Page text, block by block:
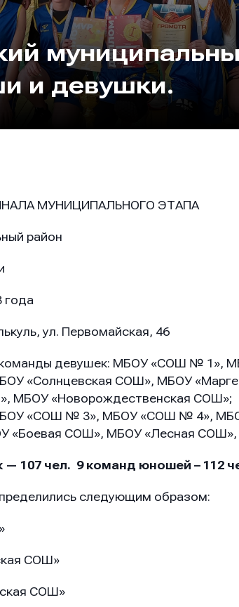
и девушки.
МУНИЦИПАЛЬНОГО ЭТАПА
район
года
ул. Первомайская, 46
команды девушек: МБОУ «СОШ №
«Солнцевская СОШ», МБОУ
МБОУ «Новорождественская
«СОШ № 3», МБОУ «СОШ № 4»,
«Боевая СОШ», МБОУ «Лесная
107 чел. 9 команд юношей – 112
следующим образом:
СОШ»
СОШ»